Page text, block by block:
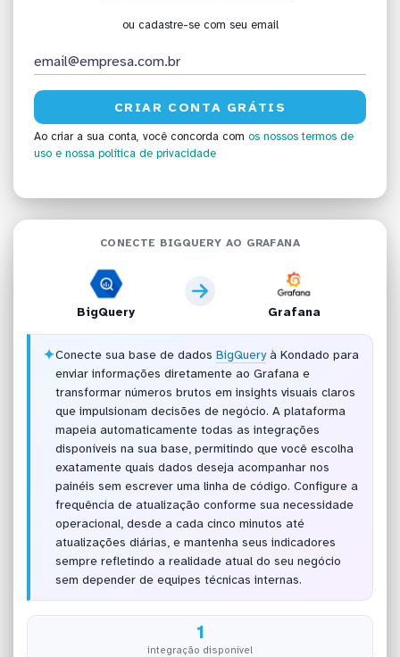
ou cadastre-se com seu email
Ao criar a sua conta, você concorda com os nossos termos de
uso e nossa política de privacidade
CONECTE BIGQUERY AO GRAFANA
BigQuery Grafana
✦Conecte sua base de dados BigQueryà Kondado para
enviar informações diretamente ao Grafana e
transformar números brutos em insights visuais claros
que impulsionam decisões de negócio. A plataforma
mapeia automaticamente todas as integrações
disponíveis na sua base, permitindo que você escolha
exatamente quais dados deseja acompanhar nos
painéis sem escrever uma linha de código. Configure a
frequência de atualização conforme sua necessidade
operacional, desde a cada cinco minutos até
atualizações diárias, e mantenha seus indicadores
sempre refletindo a realidade atual do seu negócio
sem depender de equipes técnicas internas.
1
integração disponível